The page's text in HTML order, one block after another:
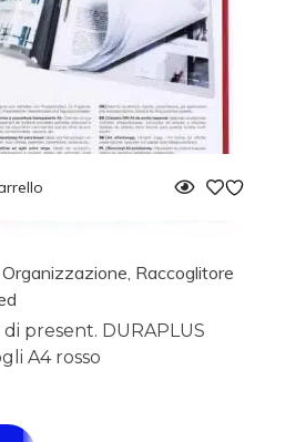
Organizzazione, Raccoglitore
di present. DURAPLUS
A4 rosso